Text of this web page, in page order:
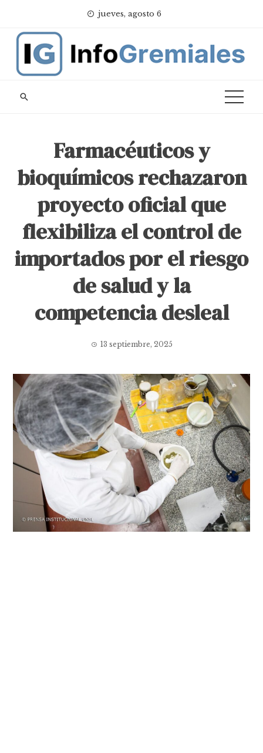
content
jueves, agosto 6
Farmacéuticos y
bioquímicos rechazaron
proyecto oficial que
flexibiliza el control de
importados por el riesgo
de salud y la
competencia desleal
13 septiembre, 2025